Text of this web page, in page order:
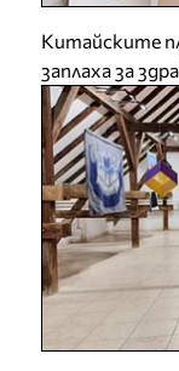
Китайските
заплаха за